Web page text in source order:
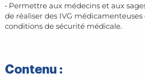
• Permettre aux médecins et aux
de réaliser des IVG
conditions de sécurité médicale.
Contenu :